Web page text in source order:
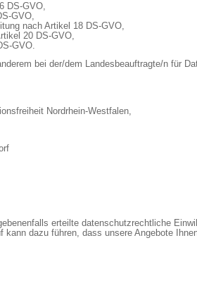
DS-GVO,
GVO,
nach Artikel 18 DS-GVO,
20 DS-GVO,
GVO.
bei der/dem Landesbeauftragte/n für
Nordrhein-Westfalen,
erteilte datenschutzrechtliche
kann dazu führen, dass unsere Angebote